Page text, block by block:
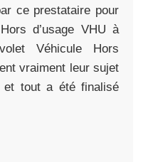
ce prestataire pour
d’usage VHU à
Véhicule Hors
vraiment leur sujet
tout a été finalisé